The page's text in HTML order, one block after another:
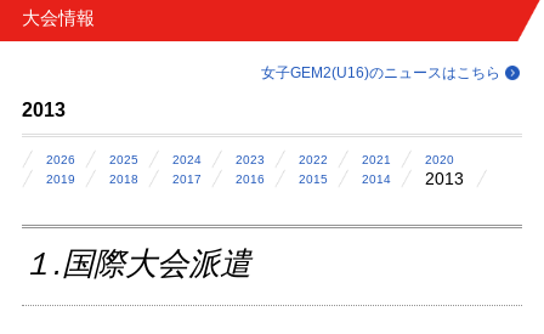
大会情報
女子GEM2(U16)のニュースはこちら
2013
2026 2025 2024 2023 2022 2021
2020
2019
2018 2017 2016 2015 2014 2013
１.国際大会派遣